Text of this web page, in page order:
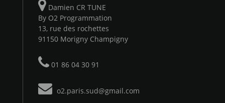
Damien CR TUNE
By O2 Programmation
13, rue des rochettes
91150 Morigny Champigny
01 86 04 30 91
o2.paris.sud@gmail.com